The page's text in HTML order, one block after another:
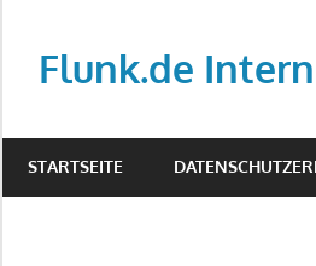
springenFlunk.de
Blog
STARTSEITE